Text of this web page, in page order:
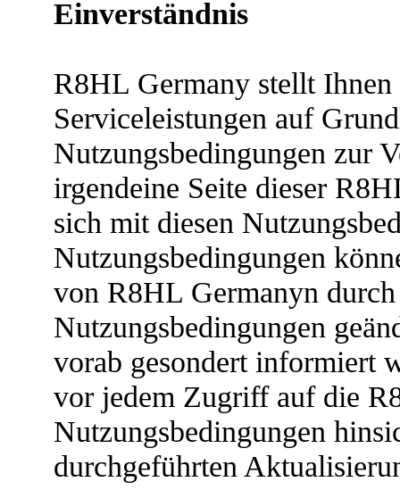
Einverständnis
R8HL Germany stellt
Serviceleistungen auf
Nutzungsbedingungen zur
irgendeine Seite dieser
sich mit diesen
Nutzungsbedingungen
von R8HL Germanyn
Nutzungsbedingungen
vorab gesondert informiert
vor jedem Zugriff auf die
Nutzungsbedingungen
durchgeführten